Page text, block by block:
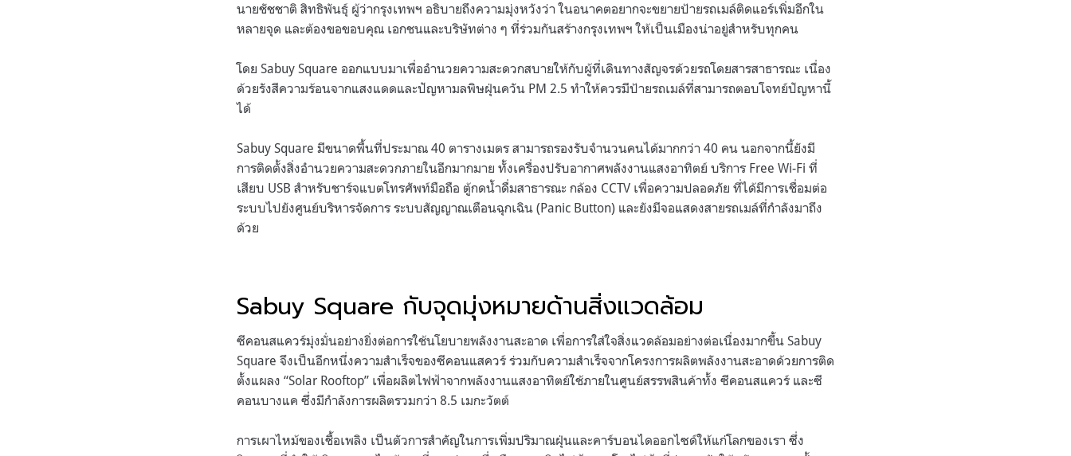
นายชัชชาติ สิทธิพันธุ์ ผู้ว่ากรุงเทพฯ อธิบายถึงความมุ่งหวังว่า ในอนาคตอยากจะขยายป้ายรถเมล์ติดแอร์เพิ่มอีกใน
หลายจุด และต้องขอขอบคุณ เอกชนและบริษัทต่าง ๆ ที่ร่วมกันสร้างกรุงเทพฯ ให้เป็นเมืองน่าอยู่สำหรับทุกคน
โดย Sabuy Square ออกแบบมาเพื่ออำนวยความสะดวกสบายให้กับผู้ที่เดินทางสัญจรด้วยรถโดยสารสาธารณะ เนื่อง
ด้วยรังสีความร้อนจากแสงแดดและปัญหามลพิษฝุ่นควัน PM 2.5 ทำให้ควรมีป้ายรถเมล์ที่สามารถตอบโจทย์ปัญหานี้
ได้
Sabuy Square มีขนาดพื้นที่ประมาณ 40 ตารางเมตร สามารถรองรับจำนวนคนได้มากกว่า 40 คน นอกจากนี้ยังมี
การติดตั้งสิ่งอำนวยความสะดวกภายในอีกมากมาย ทั้งเครื่องปรับอากาศพลังงานแสงอาทิตย์ บริการ Free Wi-Fi ที่
เสียบ USB สำหรับชาร์จแบตโทรศัพท์มือถือ ตู้กดน้ำดื่มสาธารณะ กล้อง CCTV เพื่อความปลอดภัย ที่ได้มีการเชื่อมต่อ
ระบบไปยังศูนย์บริหารจัดการ ระบบสัญญาณเตือนฉุกเฉิน (Panic Button) และยังมีจอแสดงสายรถเมล์ที่กำลังมาถึง
ด้วย
Sabuy Square กับจุดมุ่งหมายด้านสิ่งแวดล้อม
ซีคอนสแควร์มุ่งมั่นอย่างยิ่งต่อการใช้นโยบายพลังงานสะอาด เพื่อการใส่ใจสิ่งแวดล้อมอย่างต่อเนื่องมากขึ้น Sabuy
Square จึงเป็นอีกหนึ่งความสำเร็จของซีคอนแสควร์ ร่วมกับความสำเร็จจากโครงการผลิตพลังงานสะอาดด้วยการติด
ตั้งแผลง “Solar Rooftop” เพื่อผลิตไฟฟ้าจากพลังงานแสงอาทิตย์ใช้ภายในศูนย์สรรพสินค้าทั้ง ซีคอนสแควร์ และซี
คอนบางแค ซึ่งมีกำลังการผลิตรวมกว่า 8.5 เมกะวัตต์
การเผาไหม้ของเชื้อเพลิง เป็นตัวการสำคัญในการเพิ่มปริมาณฝุ่นและคาร์บอนไดออกไซด์ให้แก่โลกของเรา ซึ่ง